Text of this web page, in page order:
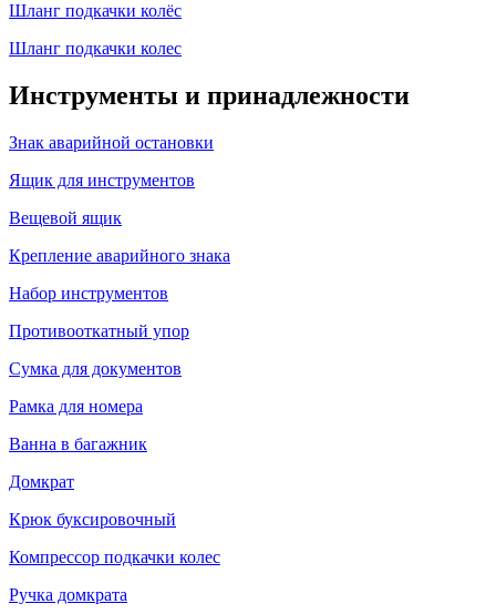
Шланг подкачки колёс
Шланг подкачки колес
Инструменты и принадлежности
Знак аварийной остановки
Ящик для инструментов
Вещевой ящик
Крепление аварийного знака
Набор инструментов
Противооткатный упор
Сумка для документов
Рамка для номера
Ванна в багажник
Домкрат
Крюк буксировочный
Компрессор подкачки колес
Ручка домкрата